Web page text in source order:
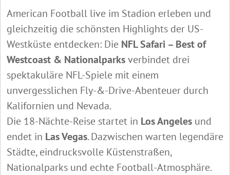
American Football live im Stadion erleben und
gleichzeitig die schönsten Highlights der US-
Westküste entdecken: Die NFL Safari – Best of
Westcoast & Nationalparksverbindet drei
spektakuläre NFL-Spiele mit einem
unvergesslichen Fly-&-Drive-Abenteuer durch
Kalifornien und Nevada.
Die 18-Nächte-Reise startet in Los Angeles und
endet in Las Vegas. Dazwischen warten legendäre
Städte, eindrucksvolle Küstenstraßen,
Nationalparks und echte Football-Atmosphäre.